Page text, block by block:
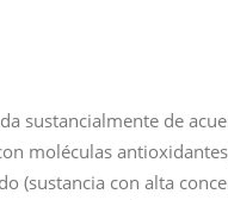
sustancialmente de
moléculas
(sustancia con alta